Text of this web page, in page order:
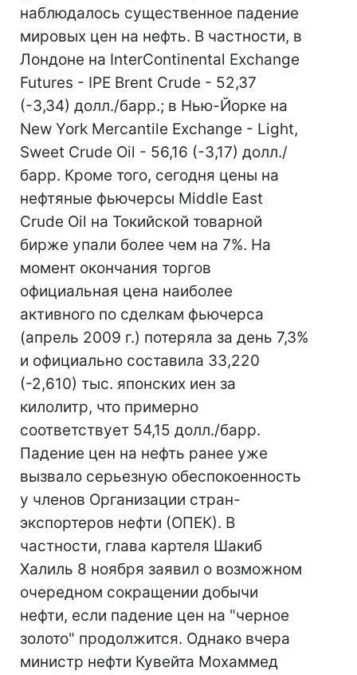
наблюдалось существенное падение
мировых цен на нефть. В частности, в
Лондоне на InterContinental Exchange
Futures - IPE Brent Crude - 52,37
(-3,34) долл./барр.; в Нью-Йорке на
New York Mercantile Exchange - Light,
Sweet Crude Oil - 56,16 (-3,17) долл./
барр. Кроме того, сегодня цены на
нефтяные фьючерсы Middle East
Crude Oil на Токийской товарной
бирже упали более чем на 7%. На
момент окончания торгов
официальная цена наиболее
активного по сделкам фьючерса
(апрель 2009 г.) потеряла за день 7,3%
и официально составила 33,220
(-2,610) тыс. японских иен за
килолитр, что примерно
соответствует 54,15 долл./барр.
Падение цен на нефть ранее уже
вызвало серьезную обеспокоенность
у членов Организации стран-
экспортеров нефти (ОПЕК). В
частности, глава картеля Шакиб
Халиль 8 ноября заявил о возможном
очередном сокращении добычи
нефти, если падение цен на "черное
золото" продолжится. Однако вчера
министр нефти Кувейта Мохаммед